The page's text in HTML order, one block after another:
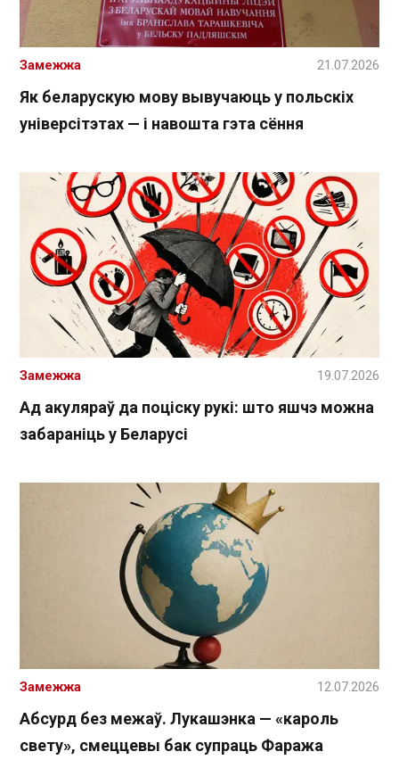
Як беларускую мову вывучаюць у польскіх
універсітэтах — і навошта гэта сёння
Замежжа 21.07.2026
Ад акуляраў да поціску рукі: што яшчэ можна
забараніць у Беларусі
Замежжа 19.07.2026
Абсурд без межаў. Лукашэнка — «кароль
свету», смеццевы бак супраць Фаража
Замежжа 12.07.2026